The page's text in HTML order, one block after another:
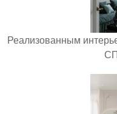
Реализованным